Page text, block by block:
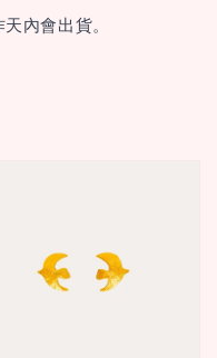
內會出貨。